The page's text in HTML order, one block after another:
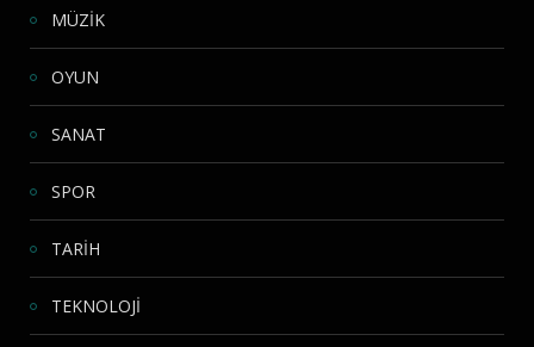
MÜZİK
OYUN
SANAT
SPOR
TARİH
TEKNOLOJİ